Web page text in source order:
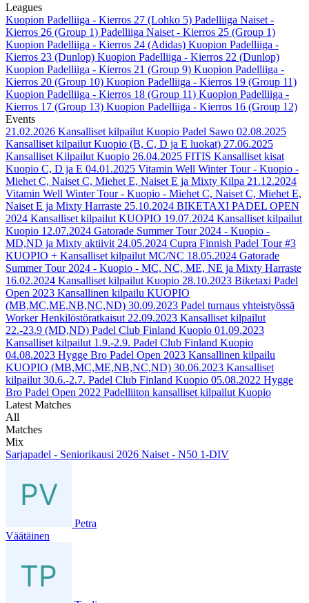
Leagues
Kuopion Padelliiga - Kierros 27 (Lohko 5) Padelliiga Naiset -
Kierros 26 (Group 1) Padelliiga Naiset - Kierros 25 (Group 1)
Kuopion Padelliiga - Kierros 24 (Adidas) Kuopion Padelliiga -
Kierros 23 (Dunlop) Kuopion Padelliiga - Kierros 22 (Dunlop)
Kuopion Padelliiga - Kierros 21 (Group 9) Kuopion Padelliiga -
Kierros 20 (Group 10) Kuopion Padelliiga - Kierros 19 (Group 11)
Kuopion Padelliiga - Kierros 18 (Group 11) Kuopion Padelliiga -
Kierros 17 (Group 13) Kuopion Padelliiga - Kierros 16 (Group 12)
Events
21.02.2026 Kansalliset kilpailut Kuopio Padel Sawo 02.08.2025
Kansalliset kilpailut Kuopio (B, C, D ja E luokat) 27.06.2025
Kansalliset Kilpailut Kuopio 26.04.2025 FITIS Kansalliset kisat
Kuopio C, D ja E 04.01.2025 Vitamin Well Winter Tour - Kuopio -
Miehet C, Naiset C, Miehet E, Naiset E ja Mixty Kilpa 21.12.2024
Vitamin Well Winter Tour - Kuopio - Miehet C, Naiset C, Miehet E,
Naiset E ja Mixty Harraste 25.10.2024 BIKETAXI PADEL OPEN
2024 Kansalliset kilpailut KUOPIO 19.07.2024 Kansalliset kilpailut
Kuopio 12.07.2024 Gatorade Summer Tour 2024 - Kuopio -
MD,ND ja Mixty aktiivit 24.05.2024 Cupra Finnish Padel Tour #3
KUOPIO + Kansalliset kilpailut MC/NC 18.05.2024 Gatorade
Summer Tour 2024 - Kuopio - MC, NC, ME, NE ja Mixty Harraste
16.02.2024 Kansalliset kilpailut Kuopio 28.10.2023 Biketaxi Padel
Open 2023 Kansallinen kilpailu KUOPIO
(MB,MC,ME,NB,NC,ND) 30.09.2023 Padel turnaus yhteistyössä
Worker Henkilöstöratkaisut 22.09.2023 Kansalliset kilpailut
22.-23.9 (MD,ND) Padel Club Finland Kuopio 01.09.2023
Kansalliset kilpailut 1.9.-2.9. Padel Club Finland Kuopio
04.08.2023 Hygge Bro Padel Open 2023 Kansallinen kilpailu
KUOPIO (MB,MC,ME,NB,NC,ND) 30.06.2023 Kansalliset
kilpailut 30.6.-2.7. Padel Club Finland Kuopio 05.08.2022 Hygge
Bro Padel Open 2022 Padelliiton kansalliset kilpailut Kuopio
Latest Matches
All
Matches
Mix
Sarjapadel - Seniorikausi 2026 Naiset - N50 1-DIV
Petra
Väätäinen